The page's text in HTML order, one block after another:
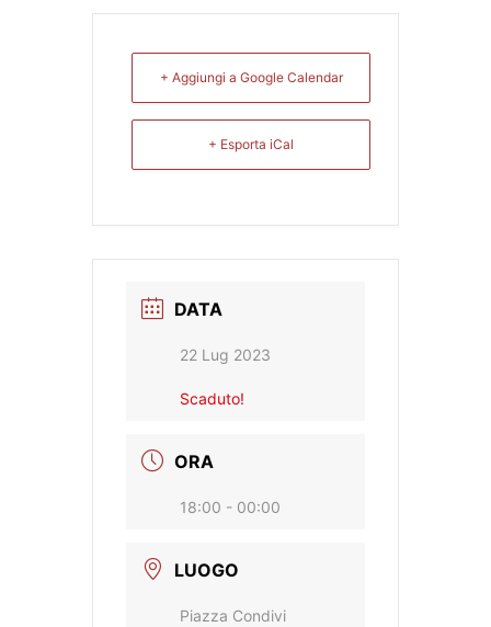
+ Aggiungi a Google Calendar
+ Esporta iCal
DATA
22 Lug 2023
Scaduto!
ORA
18:00 - 00:00
LUOGO
Piazza Condivi